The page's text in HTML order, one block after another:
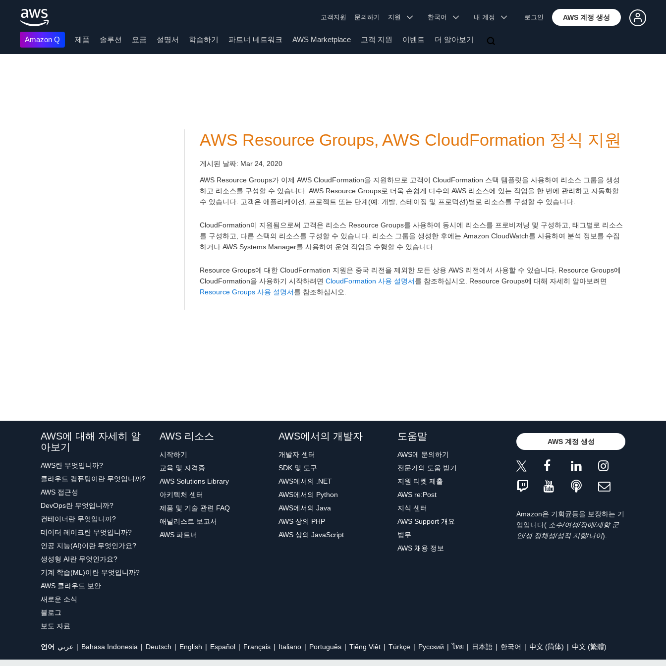
고객지원 문의하기 지원 한국어 내 계정 로그인 AWS 계정 생성
Amazon Q 제품 솔루션 요금 설명서 학습하기 파트너 네트워크 AWS Marketplace 고객 지원 이벤트 더 알아보기
AWS Resource Groups, AWS CloudFormation 정식 지원
게시된 날짜: Mar 24, 2020
AWS Resource Groups가 이제 AWS CloudFormation을 지원하므로 고객이 CloudFormation 스택 템플릿을 사용하여 리소스 그룹을 생성
하고 리소스를 구성할 수 있습니다. AWS Resource Groups로 더욱 손쉽게 다수의 AWS 리소스에 있는 작업을 한 번에 관리하고 자동화할
수 있습니다. 고객은 애플리케이션, 프로젝트 또는 단계(예: 개발, 스테이징 및 프로덕션)별로 리소스를 구성할 수 있습니다.
CloudFormation이 지원됨으로써 고객은 리소스 Resource Groups를 사용하여 동시에 리소스를 프로비저닝 및 구성하고, 태그별로 리소스
를 구성하고, 다른 스택의 리소스를 구성할 수 있습니다. 리소스 그룹을 생성한 후에는 Amazon CloudWatch를 사용하여 분석 정보를 수집
하거나 AWS Systems Manager를 사용하여 운영 작업을 수행할 수 있습니다.
Resource Groups에 대한 CloudFormation 지원은 중국 리전을 제외한 모든 상용 AWS 리전에서 사용할 수 있습니다. Resource Groups에
CloudFormation을 사용하기 시작하려면 CloudFormation 사용 설명서를 참조하십시오. Resource Groups에 대해 자세히 알아보려면
Resource Groups 사용 설명서를 참조하십시오.
AWS에 대해 자세히 알
아보기
AWS란 무엇입니까?
클라우드 컴퓨팅이란 무엇입니까?
AWS 접근성
DevOps란 무엇입니까?
컨테이너란 무엇입니까?
데이터 레이크란 무엇입니까?
인공 지능(AI)이란 무엇인가요?
생성형 AI란 무엇인가요?
기계 학습(ML)이란 무엇입니까?
AWS 클라우드 보안
새로운 소식
블로그
보도 자료
AWS 리소스
시작하기
교육 및 자격증
AWS Solutions Library
아키텍처 센터
제품 및 기술 관련 FAQ
애널리스트 보고서
AWS 파트너
AWS에서의 개발자
개발자 센터
SDK 및 도구
AWS에서의 .NET
AWS에서의 Python
AWS에서의 Java
AWS 상의 PHP
AWS 상의 JavaScript
도움말
AWS에 문의하기
전문가의 도움 받기
지원 티켓 제출
AWS re:Post
지식 센터
AWS Support 개요
법무
AWS 채용 정보
AWS 계정 생성
Amazon은 기회균등을 보장하는 기
업입니다( 소수/여성/장애/재향 군
인/성 정체성/성적 지향/나이).
언어 عربي Bahasa Indonesia Deutsch English Español Français Italiano Português Tiếng Việt Türkçe Ρусский ไทย 日本語 한국어 中文 (简体) 中文 (繁體)